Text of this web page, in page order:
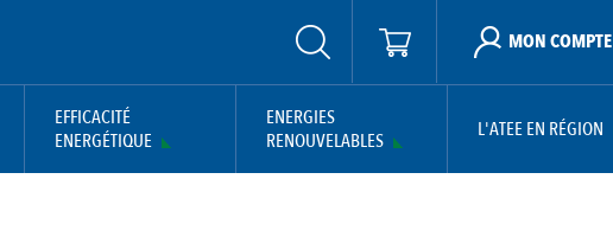
MON COMPTE
EFFICACITÉ
ENERGÉTIQUE
ENERGIES
RENOUVELABLES
L'ATEE EN RÉGION